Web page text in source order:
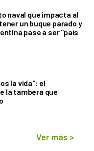
naval que impacta al
un buque parado y
pase a ser "país
la vida": el
la tambera que
Ver más >